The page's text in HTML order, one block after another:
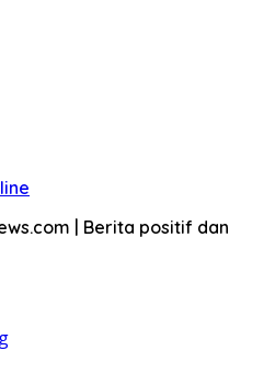
| Berita positif dan